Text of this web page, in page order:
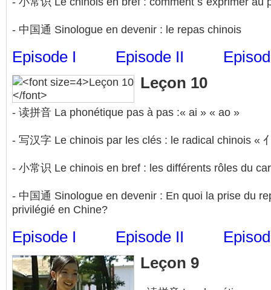
- 中国通 Sinologue en devenir : le repas chinois
Episode I Episode II
Leçon 10
- 读拼音 La phonétique pas à pas :« ai » « ao »
- 写汉字 Le chinois par les clés : le radical chinois «
- 小常识 Le chinois en bref : les différents rôles du
- 中国通 Sinologue en devenir : En quoi la prise du
privilégié en Chine?
Episode I Episode II
Leçon 9